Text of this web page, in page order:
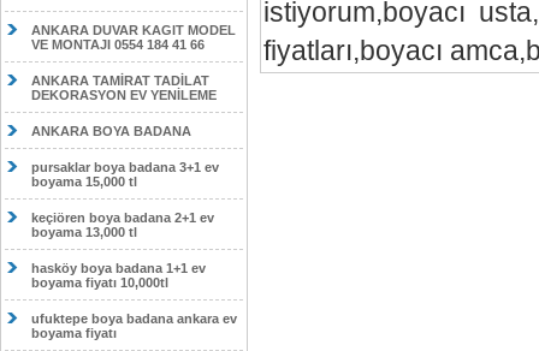
ANKARA DUVAR KAGIT MODEL
VE MONTAJI 0554 184 41 66
ANKARA TAMİRAT TADİLAT
DEKORASYON EV YENİLEME
ANKARA BOYA BADANA
pursaklar boya badana 3+1 ev
boyama 15,000 tl
keçiören boya badana 2+1 ev
boyama 13,000 tl
hasköy boya badana 1+1 ev
boyama fiyatı 10,000tl
ufuktepe boya badana ankara ev
boyama fiyatı